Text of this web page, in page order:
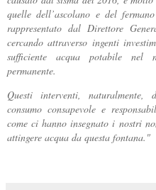
quelle dell’ascolano e del
rappresentato dal Direttore
cercando attraverso ingenti
sufficiente acqua potabile nel
permanente.
Questi interventi, naturalmente,
consumo consapevole e
come ci hanno insegnato i nostri
attingere acqua da questa fontana."